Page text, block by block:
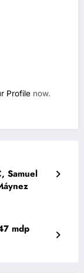
Profile now.
Samuel
mdp